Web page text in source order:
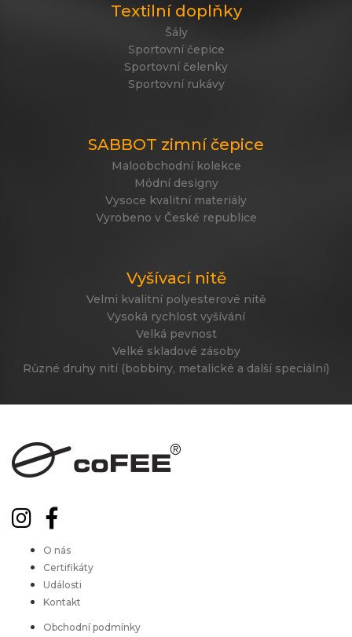
Textilní doplňky
Šály
Sportovní čepice
Sportovní čelenky
Sportovní rukávy
SABBOT zimní čepice
Maloobchodní kolekce
Módní designy
Vysoce kvalitní materiály
Vyrobeno v České republice
Vyšívací nitě
Velmi kvalitní polyesterové nitě
Vysoká rychlost vyšívání
Velká pevnost
Velké skladové zásoby
Různé druhy nití (bobbiny, metalické a další speciální)
O nás
Certifikáty
Události
Kontakt
Obchodní podmínky